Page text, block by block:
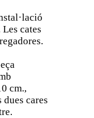
cates
cm.,
cares